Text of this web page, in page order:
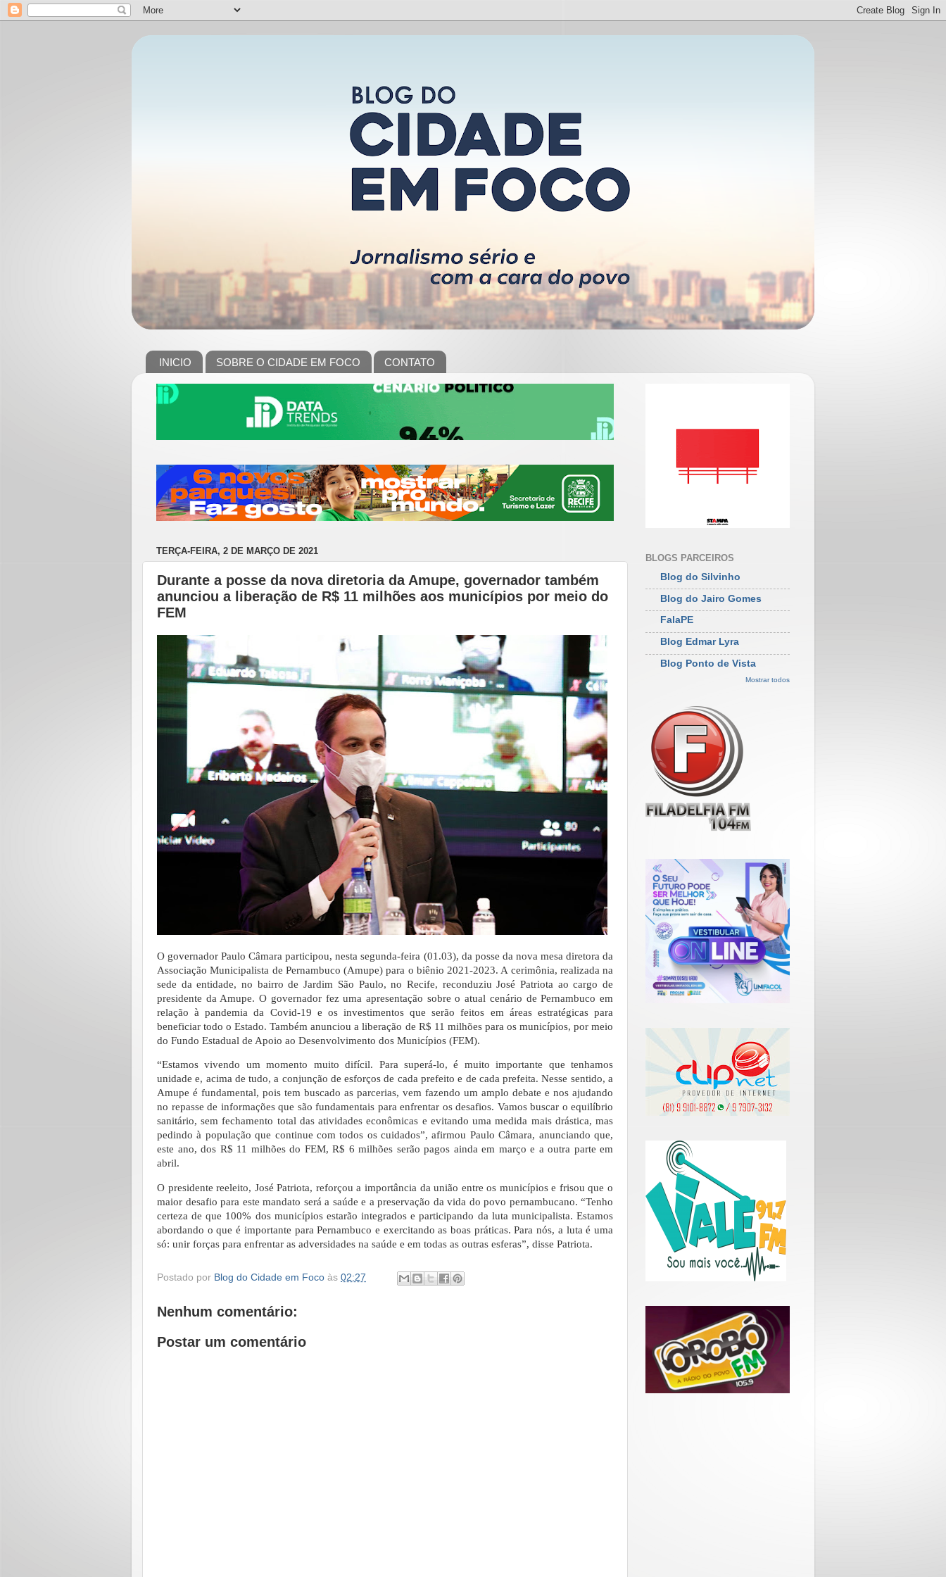
INICIO SOBRE O CIDADE EM FOCO CONTATO
TERÇA-FEIRA, 2 DE MARÇO DE 2021
Durante a posse da nova diretoria da Amupe, governador também
anunciou a liberação de R$ 11 milhões aos municípios por meio do
FEM
O governador Paulo Câmara participou, nesta segunda-feira (01.03), da posse da nova mesa diretora da
Associação Municipalista de Pernambuco (Amupe) para o biênio 2021-2023. A cerimônia, realizada na
sede da entidade, no bairro de Jardim São Paulo, no Recife, reconduziu José Patriota ao cargo de
presidente da Amupe. O governador fez uma apresentação sobre o atual cenário de Pernambuco em
relação à pandemia da Covid-19 e os investimentos que serão feitos em áreas estratégicas para
beneficiar todo o Estado. Também anunciou a liberação de R$ 11 milhões para os municípios, por meio
do Fundo Estadual de Apoio ao Desenvolvimento dos Municípios (FEM).
“Estamos vivendo um momento muito difícil. Para superá-lo, é muito importante que tenhamos
unidade e, acima de tudo, a conjunção de esforços de cada prefeito e de cada prefeita. Nesse sentido, a
Amupe é fundamental, pois tem buscado as parcerias, vem fazendo um amplo debate e nos ajudando
no repasse de informações que são fundamentais para enfrentar os desafios. Vamos buscar o equilíbrio
sanitário, sem fechamento total das atividades econômicas e evitando uma medida mais drástica, mas
pedindo à população que continue com todos os cuidados”, afirmou Paulo Câmara, anunciando que,
este ano, dos R$ 11 milhões do FEM, R$ 6 milhões serão pagos ainda em março e a outra parte em
abril.
O presidente reeleito, José Patriota, reforçou a importância da união entre os municípios e frisou que o
maior desafio para este mandato será a saúde e a preservação da vida do povo pernambucano. “Tenho
certeza de que 100% dos municípios estarão integrados e participando da luta municipalista. Estamos
abordando o que é importante para Pernambuco e exercitando as boas práticas. Para nós, a luta é uma
só: unir forças para enfrentar as adversidades na saúde e em todas as outras esferas”, disse Patriota.
Postado por Blog do Cidade em Foco às 02:27
Nenhum comentário:
Postar um comentário
BLOGS PARCEIROS
Blog do Silvinho
Blog do Jairo Gomes
FalaPE
Blog Edmar Lyra
Blog Ponto de Vista
Mostrar todos